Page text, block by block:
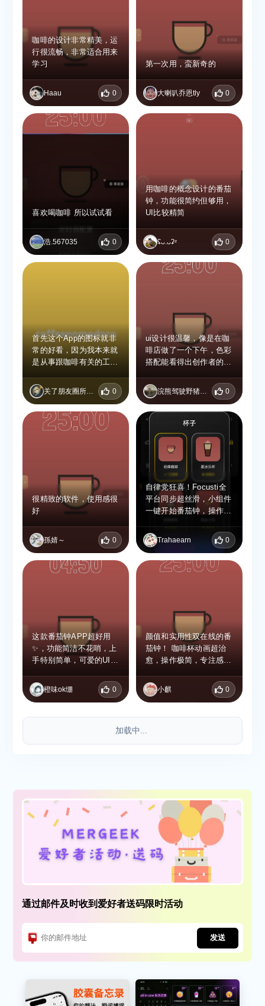
咖啡的设计非常精美，运
行很流畅，非常适合用来
学习
Haau 0
第一次用，蛮新奇的
大喇叭乔恩tly 0
喜欢喝咖啡 所以试试看
浩.567035 0
用咖啡的概念设计的番茄
钟，功能很简约但够用，
UI比较精简
ʢᴗ.ᴗʡᶻ 0
首先这个App的图标就非
常的好看，因为我本来就
是从事跟咖啡有关的工
觉得非常的温馨，而且里
面页面设计也非常的精致
0
ui设计很温馨，像是在咖
啡店做了一个下午，色彩
搭配能看得出创作者的用
0
很精致的软件，使用感很
好
孫婧～ 0
自律党狂喜！Focusti全
平台同步超丝滑，小组件
一键开始番茄钟，操作简
咖啡制作完成，每天靠它
完成目标超有成就感！
Trahaearn 0
这款番茄钟APP超好用
✨，功能简洁不花哨，上
手特别简单，可爱的UI设
时精准又省心，日常学习
工作用它超合适～
橙味ok绷 0
颜值和实用性双在线的番
茄钟！ 咖啡杯动画超治
愈，操作极简，专注感拉
自律党直接冲！
小麒 0
加载中...
通过邮件及时收到爱好者送码限时活动
发送